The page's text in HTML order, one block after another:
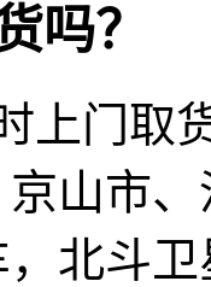
吗？
上门取
山市
北斗